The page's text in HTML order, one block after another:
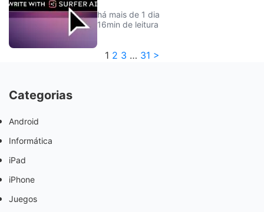
há mais de 1 dia
16min de leitura
1 2 3 … 31 >
Categorias
Android
Informática
iPad
iPhone
Juegos